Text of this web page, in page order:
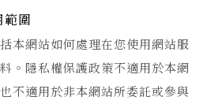
範圍
本網站如何處理在您使用網站服
。隱私權保護政策不適用於本網
不適用於非本網站所委託或參與